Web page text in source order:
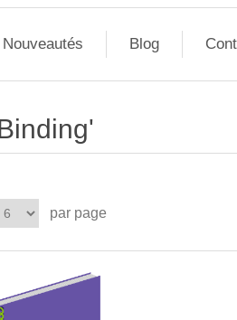
Nouveautés Blog
par page